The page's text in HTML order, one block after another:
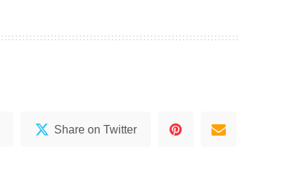
Share on Twitter